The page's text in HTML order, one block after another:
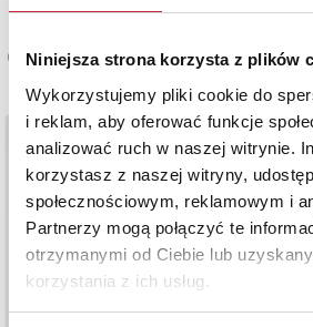
Niniejsza strona korzysta z plików
Wykorzystujemy pliki cookie do
i reklam, aby oferować funkcje
analizować ruch w naszej witrynie.
korzystasz z naszej witryny,
społecznościowym, reklamowym i
Partnerzy mogą połączyć te
otrzymanymi od Ciebie lub
korzystania z ich usług.
Cena oferowana
1 900 zł